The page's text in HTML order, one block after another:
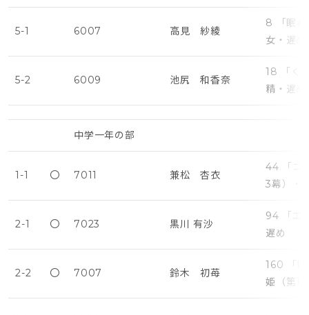
5-1 6007 高見 紗綾
8 「眠れ
女・遅め
5-2 6009 池尻 和香奈
18 「く
精・遅め
中学一年の部
1-1 〇 7011 兼松 杏衣
44 「コ
3幕）・
2-1 〇 7023 黒川 有沙
94 「エ
遅め
2-2 〇 7007 鈴木 初苺
160 「
姫（第1